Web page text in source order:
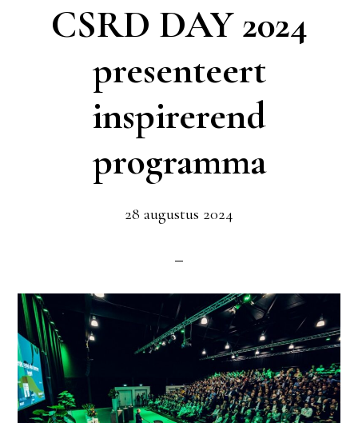
CSRD DAY 2024
presenteert
inspirerend
programma
28 augustus 2024